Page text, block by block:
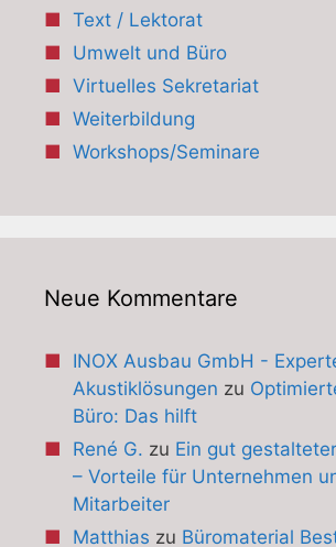
Text / Lektorat
Umwelt und Büro
Virtuelles Sekretariat
Weiterbildung
Workshops/Seminare
Neue Kommentare
INOX Ausbau GmbH -
Akustiklösungen zu
Büro: Das hilft
René G. zu Ein gut
– Vorteile für Unternehmen
Mitarbeiter
Matthias zu Büromaterial